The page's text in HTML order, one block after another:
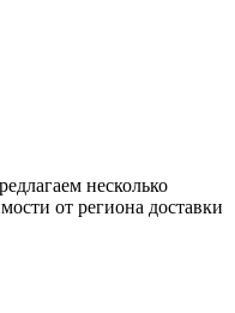
несколько
от региона доставки